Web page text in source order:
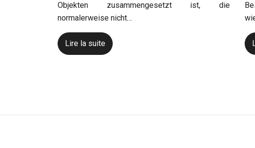
Objekten zusammengesetzt ist, die
normalerweise nicht…
Lire la suite